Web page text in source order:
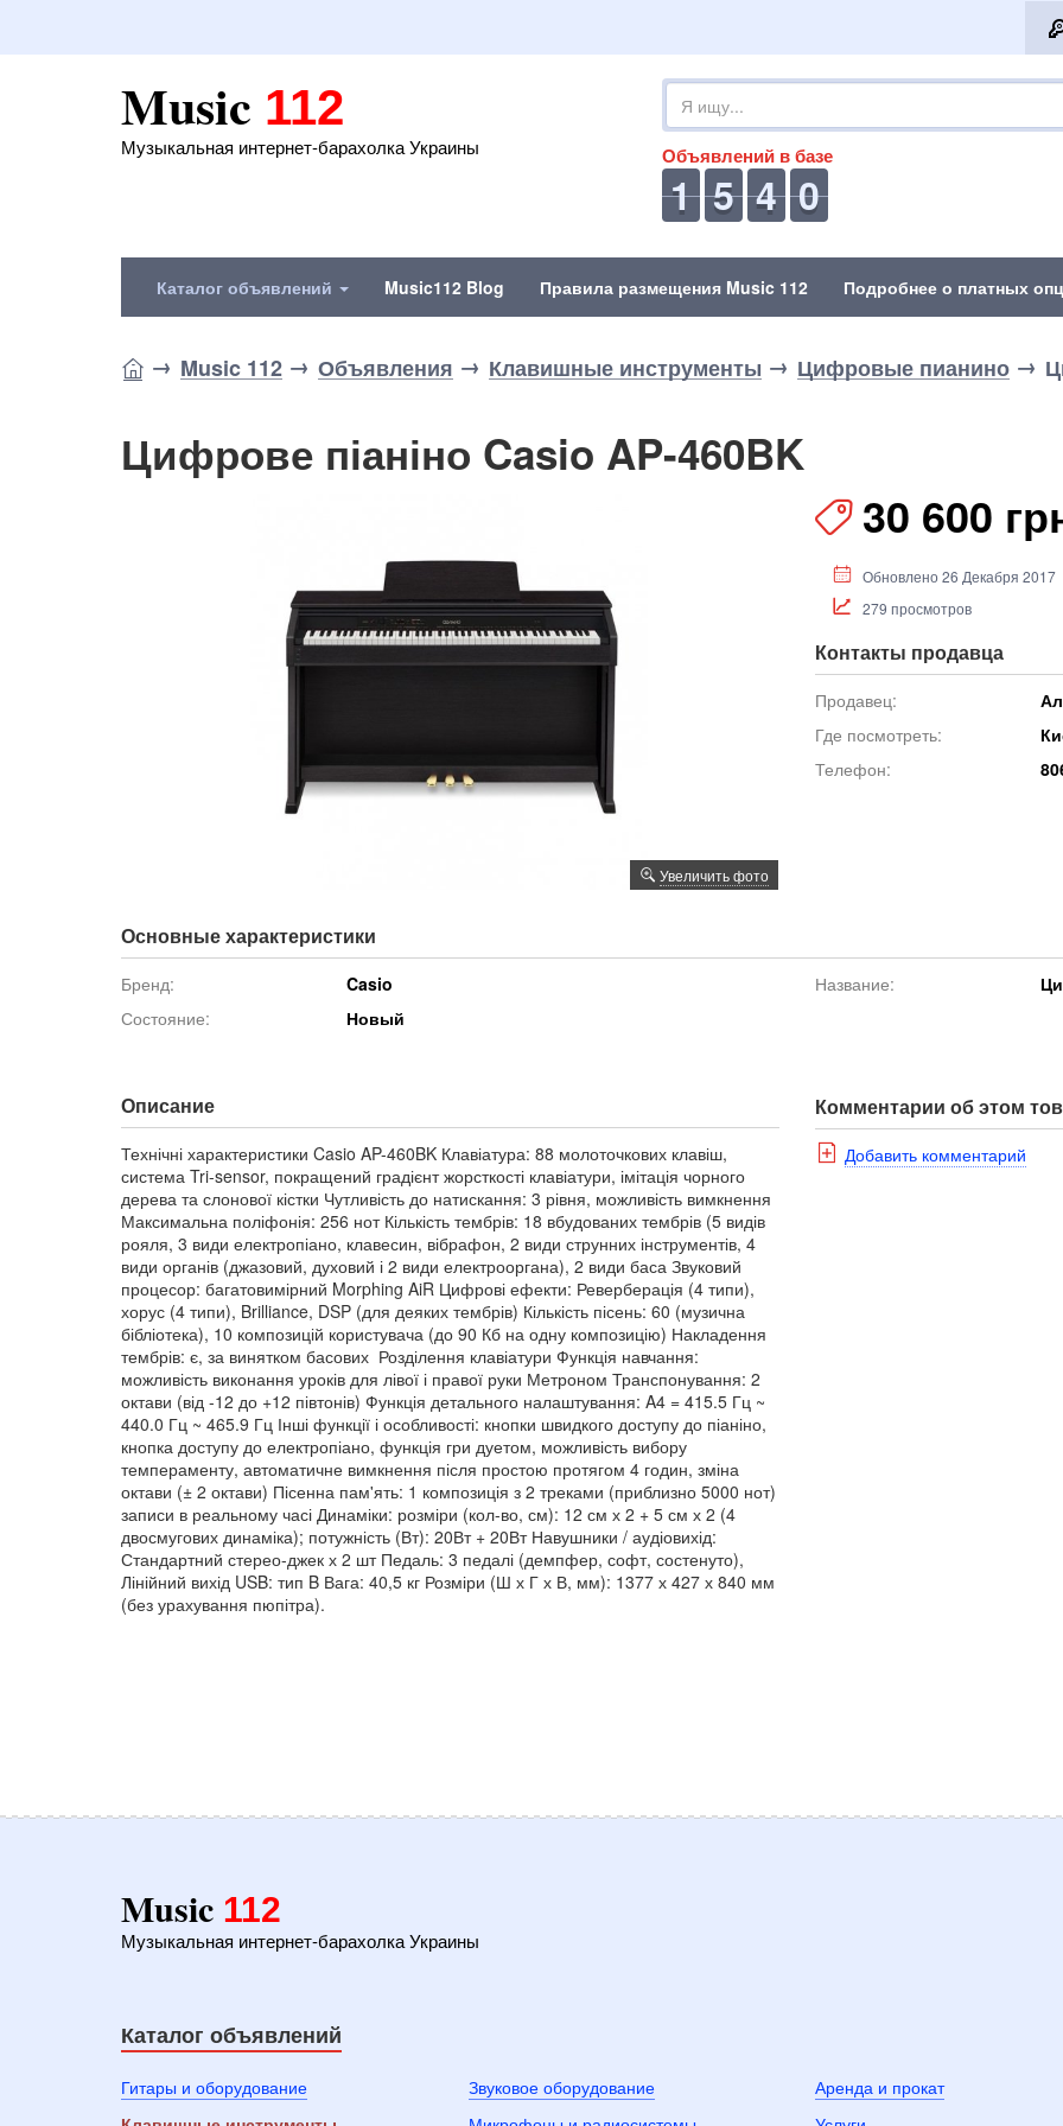
Music 112
Музыкальная интернет-барахолка Украины Объявлений в базе
1 5 4 0
Каталог объявлений Music112 Blog Правила размещения Music 112 Подробнее о платных
Music 112 Объявления Клавишные инструменты Цифровые пианино
Цифрове піаніно Casio AP-460BK
Увеличить фото
30 600
Обновлено 26 Декабря 2017
279 просмотров
Контакты продавца
Продавец:
Где посмотреть:
Телефон:
Основные характеристики
Бренд: Casio Название:
Состояние:
Новый
Описание
Технічні характеристики Casio AP-460BK Клавіатура: 88 молоточкових клавіш,
система Tri-sensor, покращений градієнт жорсткості клавіатури, імітація чорного
дерева та слонової кістки Чутливість до натискання: 3 рівня, можливість вимкнення
Максимальна поліфонія: 256 нот Кількість тембрів: 18 вбудованих тембрів (5 видів
рояля, 3 види електропіано, клавесин, вібрафон, 2 види струнних інструментів, 4
види органів (джазовий, духовий і 2 види електрооргана), 2 види баса Звуковий
процесор: багатовимірний Morphing AiR Цифрові ефекти: Реверберація (4 типи),
хорус (4 типи), Brilliance, DSP (для деяких тембрів) Кількість пісень: 60 (музична
бібліотека), 10 композицій користувача (до 90 Кб на одну композицію) Накладення
тембрів: є, за винятком басових Розділення клавіатури Функція навчання:
можливість виконання уроків для лівої і правої руки Метроном Транспонування: 2
октави (від -12 до +12 півтонів) Функція детального налаштування: A4 = 415.5 Гц ~
440.0 Гц ~ 465.9 Гц Інші функції і особливості: кнопки швидкого доступу до піаніно,
кнопка доступу до електропіано, функція гри дуетом, можливість вибору
темпераменту, автоматичне вимкнення після простою протягом 4 годин, зміна
октави (± 2 октави) Пісенна пам'ять: 1 композиція з 2 треками (приблизно 5000 нот)
записи в реальному часі Динаміки: розміри (кол-во, см): 12 см х 2 + 5 см х 2 (4
двосмугових динаміка); потужність (Вт): 20Вт + 20Вт Навушники / аудіовихід:
Стандартний стерео-джек х 2 шт Педаль: 3 педалі (демпфер, софт, состенуто),
Лінійний вихід USB: тип B Вага: 40,5 кг Розміри (Ш х Г х В, мм): 1377 х 427 х 840 мм
(без урахування пюпітра).
Комментарии об этом
Добавить комментарий
Music 112
Музыкальная интернет-барахолка Украины
Каталог объявлений
Гитары и оборудование
Звуковое оборудование
Аренда и прокат